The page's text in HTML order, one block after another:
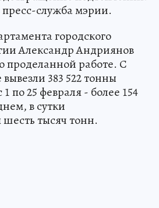
служба мэрии.
городского
Александр Андриянов
проделанной работе. С
383 522 тонны
по 25 февраля - более 154
в сутки
тысяч тонн.